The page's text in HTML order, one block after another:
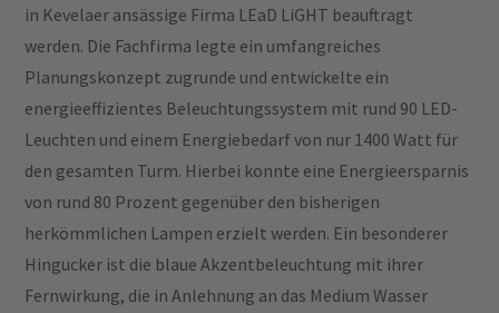
in Kevelaer ansässige Firma LEaD LiGHT beauftragt
werden. Die Fachfirma legte ein umfangreiches
Planungskonzept zugrunde und entwickelte ein
energieeffizientes Beleuchtungssystem mit rund 90 LED-
Leuchten und einem Energiebedarf von nur 1400 Watt für
den gesamten Turm. Hierbei konnte eine Energieersparnis
von rund 80 Prozent gegenüber den bisherigen
herkömmlichen Lampen erzielt werden. Ein besonderer
Hingucker ist die blaue Akzentbeleuchtung mit ihrer
Fernwirkung, die in Anlehnung an das Medium Wasser